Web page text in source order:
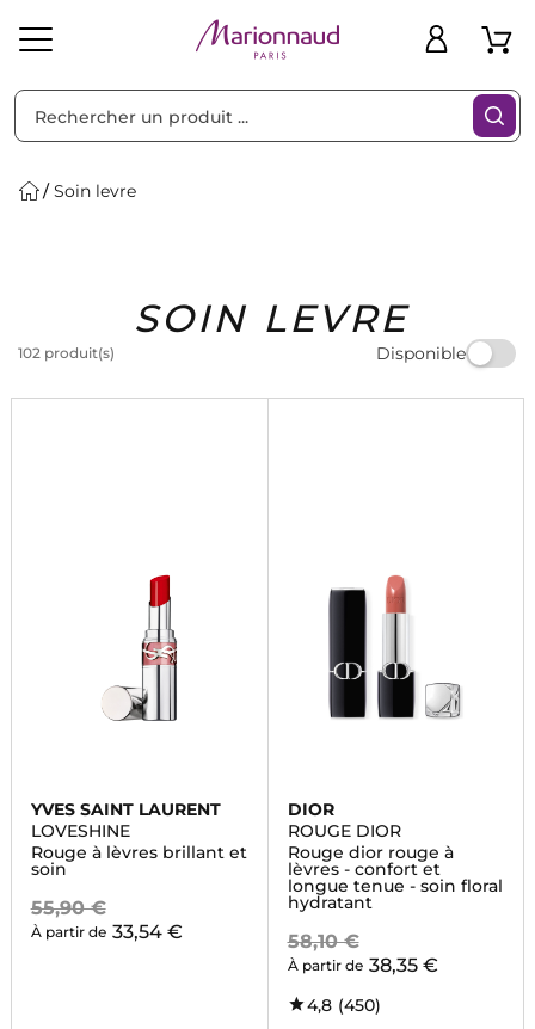
Homme Marques Idées
Cadeaux
Bons
Soin levre
SOIN LEVRE
102 produit(s) Disponible
Filtres
YVES SAINT LAURENT
LOVESHINE
Rouge à lèvres brillant et
soin
55,90 €
À partir de 33,54 €
DIOR
ROUGE DIOR
Rouge dior rouge à
lèvres - confort et
longue tenue - soin floral
hydratant
58,10 €
À partir de 38,35 €
4,8 (450)